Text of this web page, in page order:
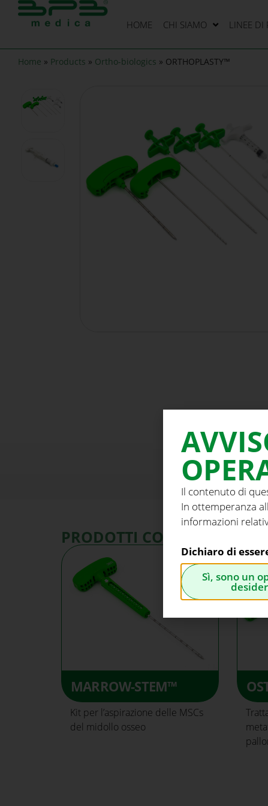
HOME CHI SIAMO LINEE DI
Home » Products » Ortho-biologics » ORTHOPLASTY™
PRODOTTI CORRELATI
MARROW-STEM™
Kit per l’aspirazione delle MSCs
del midollo osseo
Il contenuto di
In ottemperanza
informazioni
Dichiaro di
Sì, sono un